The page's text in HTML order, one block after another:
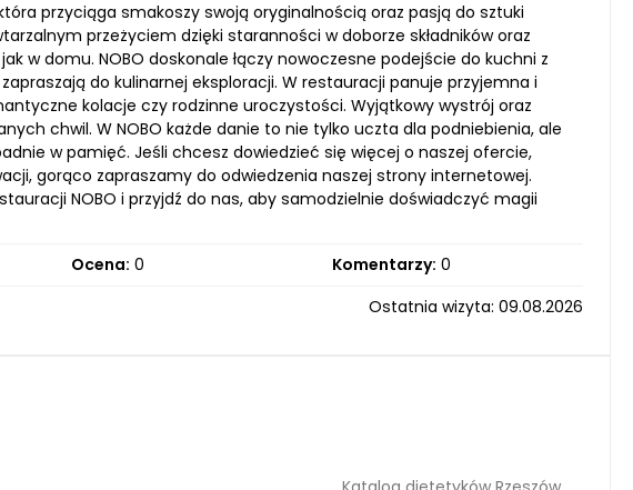
przyciąga smakoszy swoją oryginalnością oraz pasją do sztuki
przeżyciem dzięki staranności w doborze składników oraz
w domu. NOBO doskonale łączy nowoczesne podejście do kuchni z
do kulinarnej eksploracji. W restauracji panuje przyjemna i
kolacje czy rodzinne uroczystości. Wyjątkowy wystrój oraz
chwil. W NOBO każde danie to nie tylko uczta dla podniebienia, ale
w pamięć. Jeśli chcesz dowiedzieć się więcej o naszej ofercie,
gorąco zapraszamy do odwiedzenia naszej strony internetowej.
NOBO i przyjdź do nas, aby samodzielnie doświadczyć magii
Ocena: 0 Komentarzy: 0
Ostatnia wizyta: 09.08.2026